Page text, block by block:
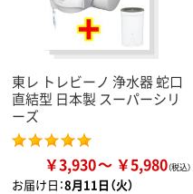
東レ トレビーノ 浄水器 蛇口
直結型 日本製 スーパーシリ
ーズ
￥3,930 ￥5,980
お届け日：8月11日（火）